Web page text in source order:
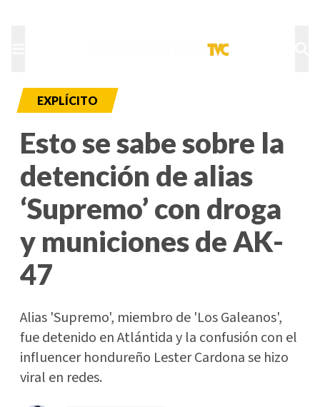
EXPLÍCITO
Esto se sabe sobre la
detención de alias
‘Supremo’ con droga
y municiones de AK-
47
Alias 'Supremo', miembro de 'Los Galeanos',
fue detenido en Atlántida y la confusión con el
influencer hondureño Lester Cardona se hizo
viral en redes.